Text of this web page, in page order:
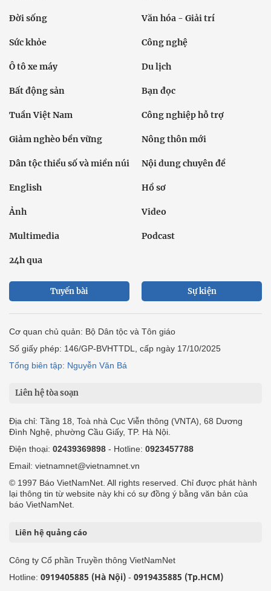
Đời sống Văn hóa - Giải trí
Sức khỏe Công nghệ
Ô tô xe máy Du lịch
Bất động sản Bạn đọc
Tuần Việt Nam Công nghiệp hỗ trợ
Giảm nghèo bền vững Nông thôn mới
Dân tộc thiểu số và miền núi Nội dung chuyên đề
English Hồ sơ
Ảnh Video
Multimedia Podcast
24h qua
Tuyến bài Sự kiện
Cơ quan chủ quản: Bộ Dân tộc và Tôn giáo
Số giấy phép: 146/GP-BVHTTDL, cấp ngày 17/10/2025
Tổng biên tập: Nguyễn Văn Bá
Liên hệ tòa soạn
Địa chỉ: Tầng 18, Toà nhà Cục Viễn thông (VNTA), 68 Dương
Đình Nghệ, phường Cầu Giấy, TP. Hà Nội.
Điện thoại: 02439369898 - Hotline: 0923457788
Email: vietnamnet@vietnamnet.vn
© 1997 Báo VietNamNet. All rights reserved. Chỉ được phát hành
lại thông tin từ website này khi có sự đồng ý bằng văn bản của
báo VietNamNet.
Liên hệ quảng cáo
Công ty Cổ phần Truyền thông VietNamNet
Hotline: 0919405885 (Hà Nội) - 0919435885 (Tp.HCM)